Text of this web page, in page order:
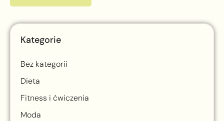
Kategorie
Bez kategorii
Dieta
Fitness i ćwiczenia
Moda